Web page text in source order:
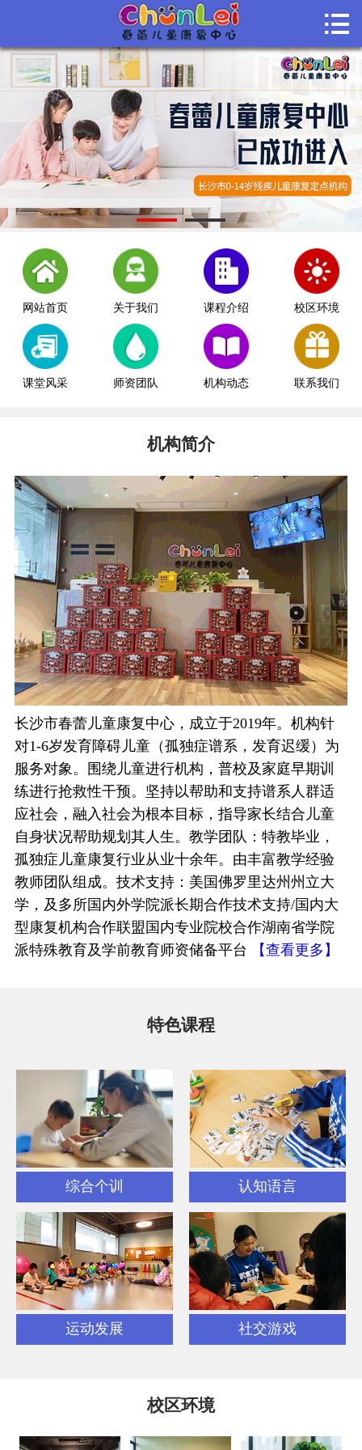
关于我们
课程介绍
课堂风采
师资团队
机构动态
联系我们

网站首页 关于我们 课程介绍 校区环境
课堂风采 师资团队 机构动态 联系我们
机构简介
长沙市春蕾儿童康复中心，成立于2019年。机构针
对1-6岁发育障碍儿童（孤独症谱系，发育迟缓）为
服务对象。围绕儿童进行机构，普校及家庭早期训
练进行抢救性干预。坚持以帮助和支持谱系人群适
应社会，融入社会为根本目标，指导家长结合儿童
自身状况帮助规划其人生。教学团队：特教毕业，
孤独症儿童康复行业从业十余年。由丰富教学经验
教师团队组成。技术支持：美国佛罗里达州州立大
学，及多所国内外学院派长期合作技术支持/国内大
型康复机构合作联盟国内专业院校合作湖南省学院
派特殊教育及学前教育师资储备平台
【查看更多】
特色课程
综合个训 认知语言
运动发展 社交游戏
校区环境